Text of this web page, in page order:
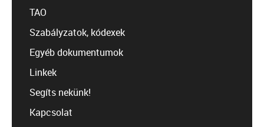
TAO
Szabályzatok, kódexek
Egyéb dokumentumok
Linkek
Segíts nekünk!
Kapcsolat